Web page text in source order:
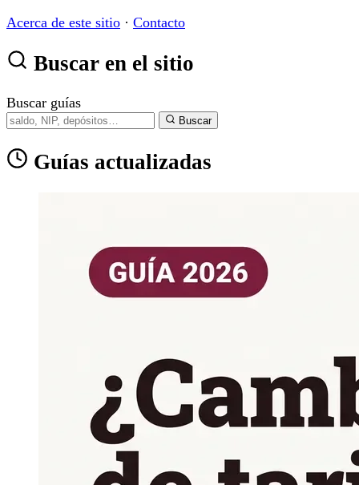
Acerca de este sitio · Contacto
Buscar en el sitio
Buscar guías
Buscar
Guías actualizadas